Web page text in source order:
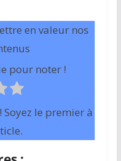
en valeur nos
pour noter !
le premier à